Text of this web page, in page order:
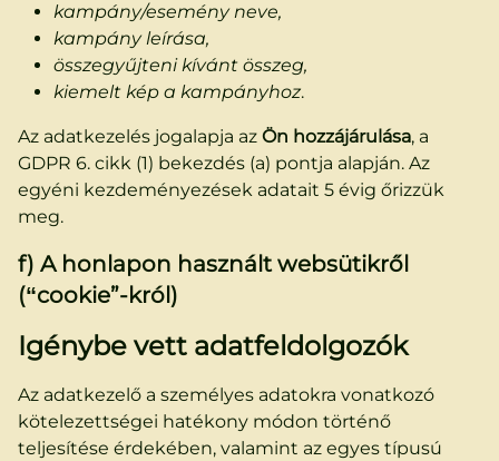
kampány/esemény neve,
kampány leírása,
összegyűjteni kívánt összeg,
kiemelt kép a kampányhoz.
Az adatkezelés jogalapja az Ön hozzájárulása, a
GDPR 6. cikk (1) bekezdés (a) pontja alapján. Az
egyéni kezdeményezések adatait 5 évig őrizzük
meg.
f) A honlapon használt websütikről
(“cookie”-król)
Igénybe vett adatfeldolgozók
Az adatkezelő a személyes adatokra vonatkozó
kötelezettségei hatékony módon történő
teljesítése érdekében, valamint az egyes típusú